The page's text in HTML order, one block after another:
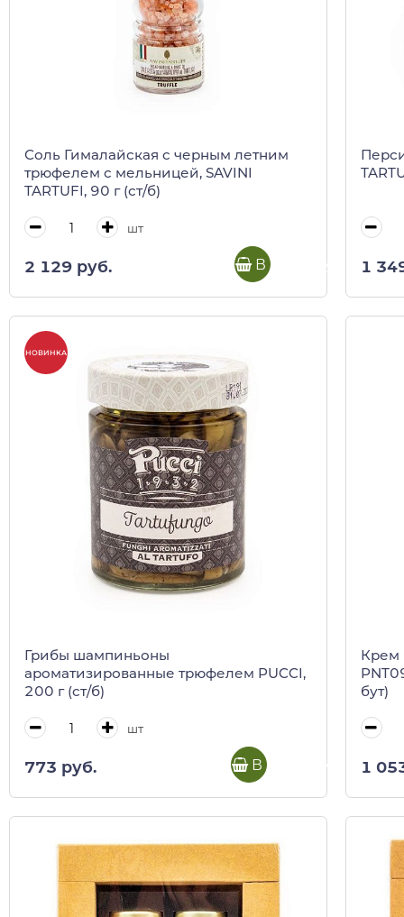
Соль Гималайская c черным летним
трюфелем с мельницей, SAVINI
TARTUFI, 90 г (ст/б)
шт
2 129 руб. В корзину 1
НОВИНКА
Грибы шампиньоны
ароматизированные трюфелем PUCCI,
200 г (ст/б)
шт
773 руб. В корзину
Крем
бут)
1